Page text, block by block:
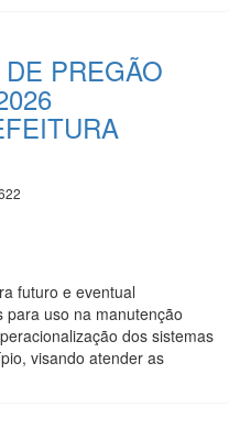
PREGÃO
futuro e eventual
uso na manutenção
dos sistemas
visando atender as